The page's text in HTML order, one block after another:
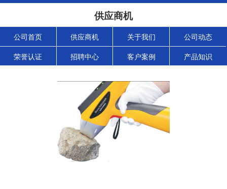
供应商机
公司首页 供应商机 关于我们 公司动态
荣誉认证 招聘中心 客户案例 产品知识